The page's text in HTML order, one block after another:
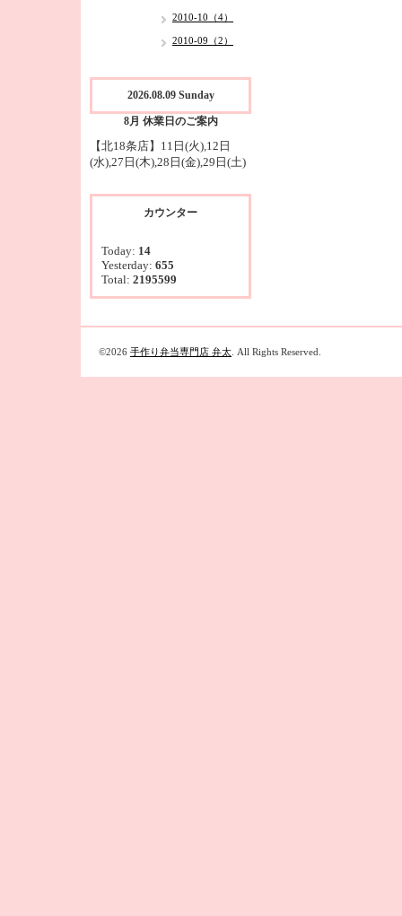
2010-10（4）
2010-09（2）
2026.08.09 Sunday
8月 休業日のご案内
【北18条店】11日(火),12日
(水),27日(木),28日(金),29日(土)
カウンター
Today: 14
Yesterday: 655
Total: 2195599
©2026 手作り弁当専門店 弁太 . All Rights Reserved.